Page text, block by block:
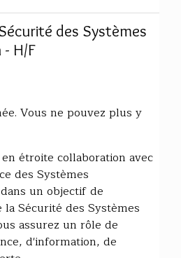
des Systèmes
H/F
Vous ne pouvez plus y
étroite collaboration avec
des Systèmes
un objectif de
Sécurité des Systèmes
assurez un rôle de
d'information, de